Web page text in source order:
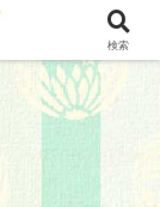
検索